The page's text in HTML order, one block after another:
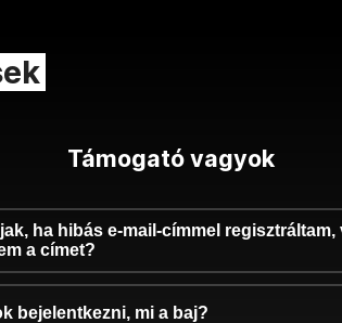
Támogató vagyok
ha hibás e-mail-címmel regisztráltam,
a címet?
bejelentkezni, mi a baj?